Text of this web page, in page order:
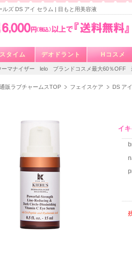
ルズ DS アイ セラム | 目もと用美容液
タイム デオドラント Hコスメ
ーマナイザー lelo ブランドコスメ最大60％OFF
販ラブチャームスTOP フェイスケア DS ア
イ